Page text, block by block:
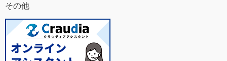
その他